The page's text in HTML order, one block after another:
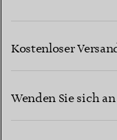
Kostenloser
Wenden Sie sich